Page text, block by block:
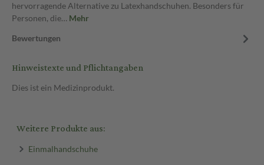
hervorragende Alternative zu Latexhandschuhen. Besonders für
Personen, die… Mehr
Bewertungen
Hinweistexte und Pflichtangaben
Dies ist ein Medizinprodukt.
Weitere Produkte aus:
Einmalhandschuhe